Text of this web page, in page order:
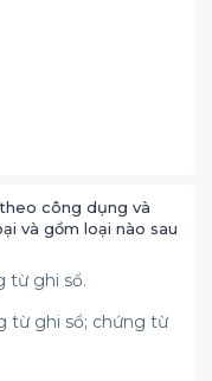
công dụng và
và gồm loại nào sau
từ ghi sổ.
từ ghi sổ; chứng từ